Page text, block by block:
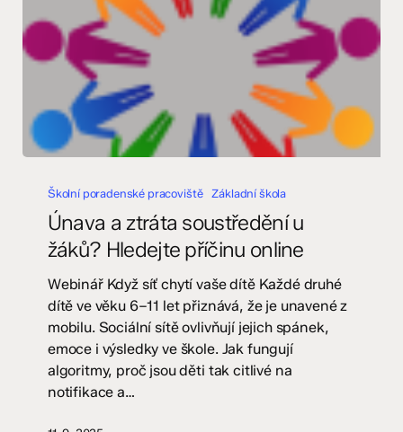
ztráta
soustředění
žáků?
Hledejte
příčinu
Školní poradenské pracoviště Základní škola
Únava a ztráta soustředění u
žáků? Hledejte příčinu online
Webinář Když síť chytí vaše dítě Každé druhé
dítě ve věku 6–11 let přiznává, že je unavené z
mobilu. Sociální sítě ovlivňují jejich spánek,
emoce i výsledky ve škole. Jak fungují
algoritmy, proč jsou děti tak citlivé na
notifikace a…